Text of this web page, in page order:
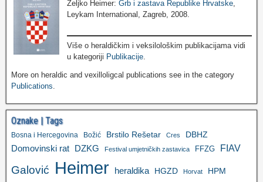
Željko Heimer:Grb i zastava Republike Hrvatske
Leykam International, Zagreb, 2008.
Više o heraldičkim i veksilološkim publikacijama vidi
u kategoriji Publikacije.
More on heraldic and vexilloligcal publications see in the category
Publications.
Oznake | Tags
Bosna i Hercegovina Božić Brstilo Rešetar Cres DBHZ
Domovinski rat DZKG Festival umjetničkih zastavica FFZG FIAV
Galović Heimer heraldika HGZD Horvat HPM